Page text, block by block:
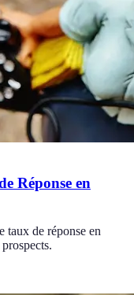
Réponse en
taux de réponse en